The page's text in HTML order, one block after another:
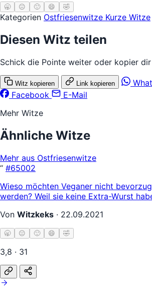
🥱 😐 🙂 😄 🤣
Kategorien Ostfriesenwitze Kurze Witze
Diesen Witz teilen
Schick die Pointe weiter oder kopier
Witz kopieren Link kopieren
Facebook
E-Mail
Mehr Witze
Ähnliche Witze
Mehr aus Ostfriesenwitze
“ #65002
Wieso möchten Veganer nicht
werden? Weil sie keine Extra-Wurst
Von Witzkeks · 22.09.2021
🥱 😐 🙂 😄 🤣
3,8 · 31